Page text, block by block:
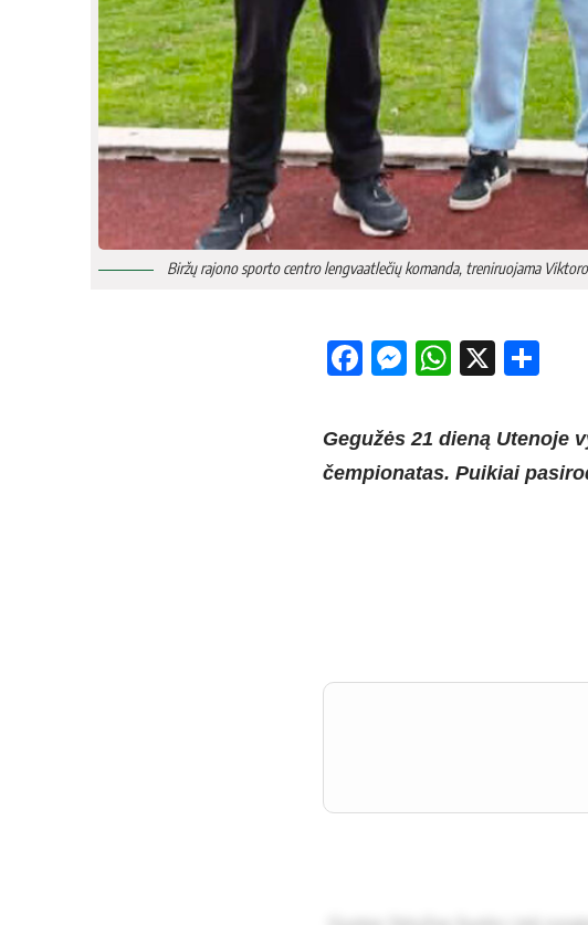
Biržų rajono sporto centro lengvaatlečių komanda, treniruojama
Facebook
Messenger
X
Gegužės 21 dieną Utenoje
čempionatas. Puikiai